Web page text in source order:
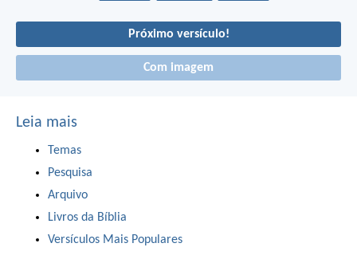
Próximo versículo!
Com imagem
Leia mais
Temas
Pesquisa
Arquivo
Livros da Bíblia
Versículos Mais Populares